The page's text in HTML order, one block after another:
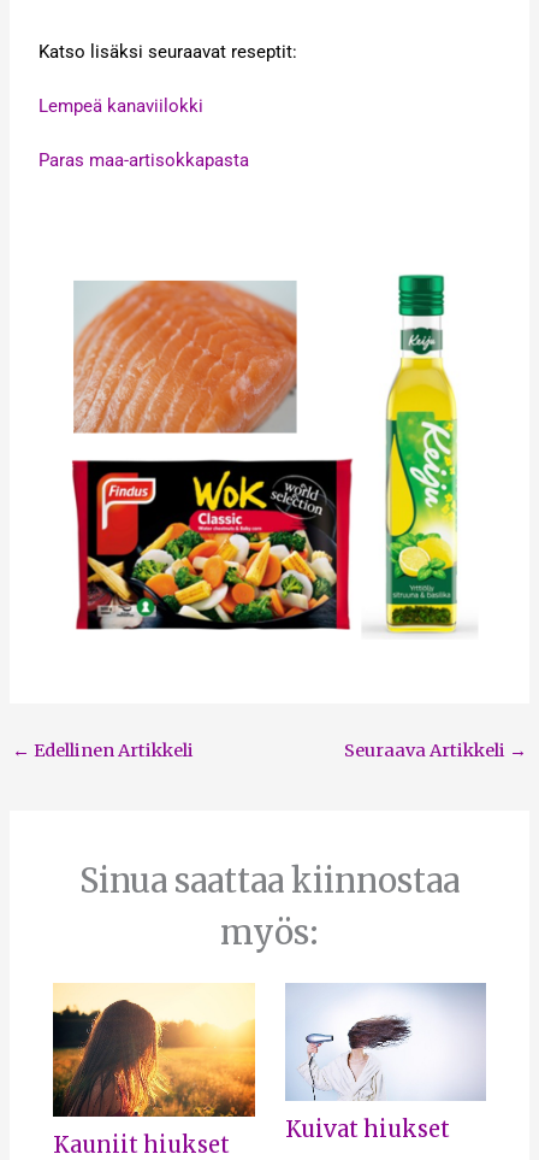
Katso lisäksi seuraavat reseptit:
Lempeä kanaviilokki
Paras maa-artisokkapasta
← Edellinen Artikkeli Seuraava Artikkeli →
Sinua saattaa kiinnostaa
myös:
Kauniit hiukset
Kuivat hiukset